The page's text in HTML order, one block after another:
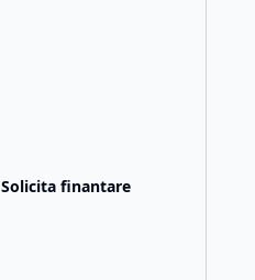
Solicita finantare